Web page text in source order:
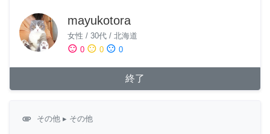
mayukotora
女性 / 30代 / 北海道
sentiment_satisfied 0 sentiment_neutral 0 sentiment_dissatisfied 0
終了
attachment その他 ▸ その他